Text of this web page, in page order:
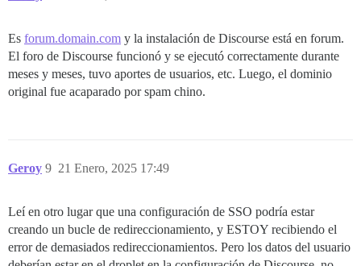
Es forum.domain.com y la instalación de Discourse está en forum.
El foro de Discourse funcionó y se ejecutó correctamente durante
meses y meses, tuvo aportes de usuarios, etc. Luego, el dominio
original fue acaparado por spam chino.
Geroy 21 Enero, 2025 17:49
9
Leí en otro lugar que una configuración de SSO podría estar
creando un bucle de redireccionamiento, y ESTOY recibiendo el
error de demasiados redireccionamientos. Pero los datos del usuario